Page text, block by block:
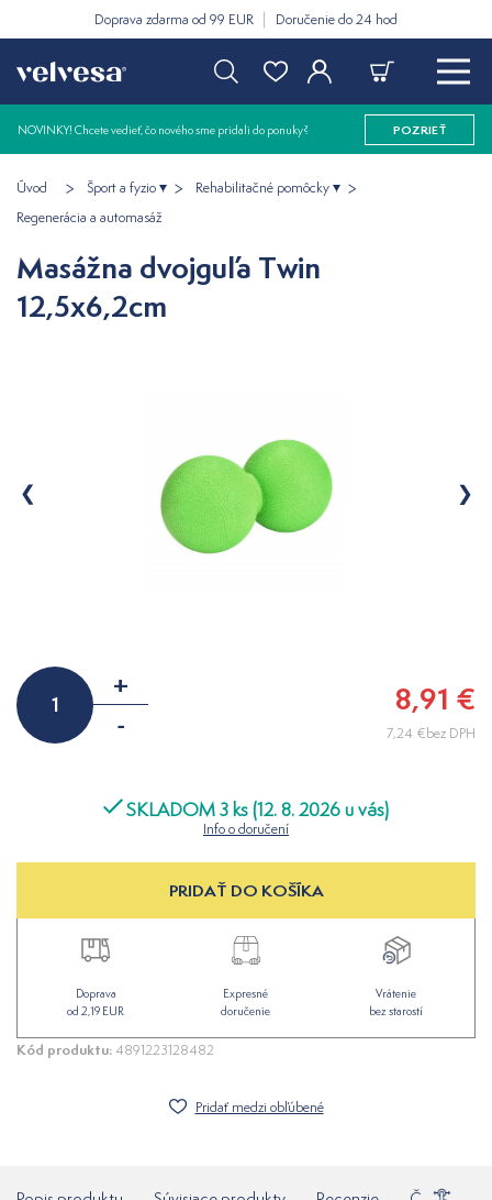
Doprava zdarma od 99 EUR Doručenie do 24 hod
NOVINKY! Chcete vedieť, čo nového sme pridali do ponuky? POZRIEŤ
Úvod Šport a fyzio
Rehabilitačné pomôcky
Regenerácia a automasáž
Masážna dvojguľa Twin
12,5x6,2cm
+
-
8,91 €
7,24 €bez DPH
SKLADOM 3 ks (12. 8. 2026 u vás)
Info o doručení
PRIDAŤ DO KOŠÍKA
Doprava
od 2,19 EUR
Expresné
doručenie
Vrátenie
bez starostí
Kód produktu: 4891223128482
Pridať medzi obľúbené